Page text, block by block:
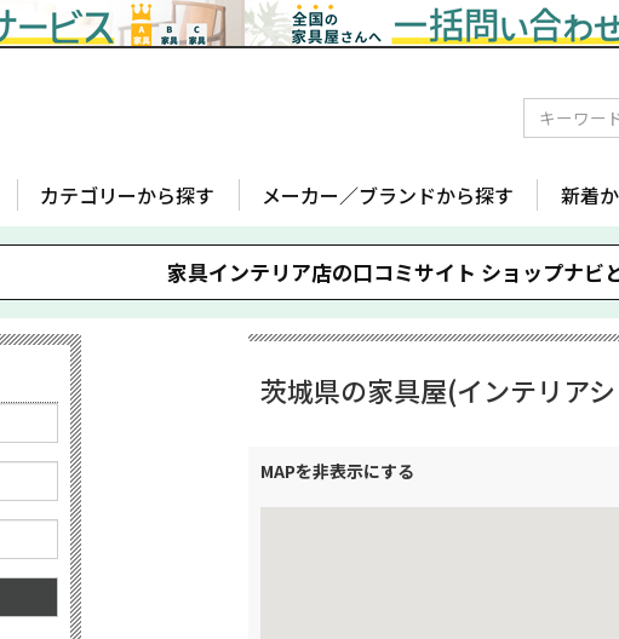
カテゴリーから探す メーカー／ブランドから探す 新着
家具インテリア店の口コミサイト ショップナビ
茨城県の家具屋(インテリア